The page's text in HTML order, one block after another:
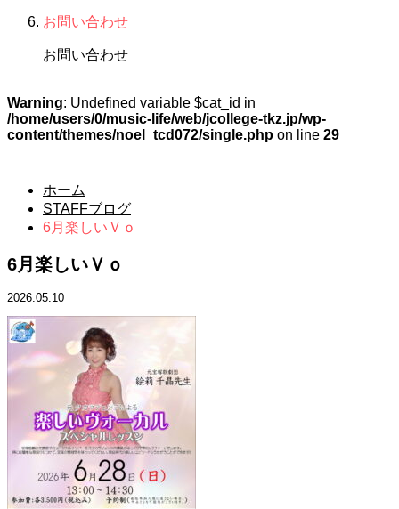
お問い合わせ
お問い合わせ
Warning: Undefined variable $cat_id in
/home/users/0/music-life/web/jcollege-tkz.jp/wp-
content/themes/noel_tcd072/single.php on line 29
ホーム
STAFFブログ
6月楽しいＶｏ
6月楽しいＶｏ
2026.05.10